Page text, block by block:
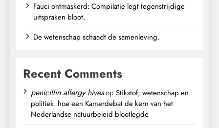
Fauci ontmaskerd: Compilatie legt tegenstrijdige
uitspraken bloot.
De wetenschap schaadt de samenleving.
Recent Comments
penicillin allergy hivesop Stikstof, wetenschap en
politiek: hoe een Kamerdebat de kern van het
Nederlandse natuurbeleid blootlegde